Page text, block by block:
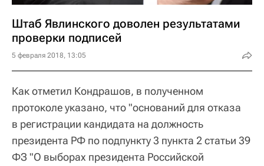
Штаб Явлинского доволен результатами
проверки подписей
5 февраля 2018, 13:05
Как отметил Кондрашов, в полученном
протоколе указано, что "оснований для отказа
в регистрации кандидата на должность
президента РФ по подпункту 3 пункта 2 статьи 39
ФЗ "О выборах президента Российской